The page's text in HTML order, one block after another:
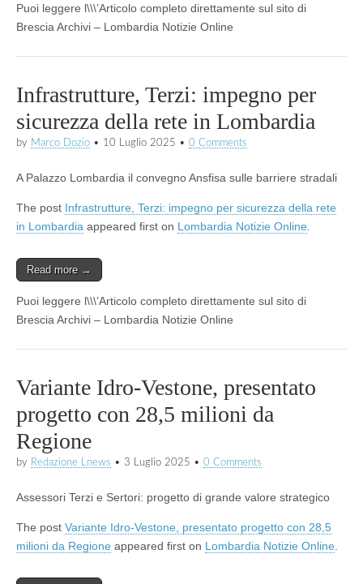
Puoi leggere l\\\’Articolo completo direttamente sul sito di
Brescia Archivi – Lombardia Notizie Online
Infrastrutture, Terzi: impegno per
sicurezza della rete in Lombardia
by Marco Dozio • 10 Luglio 2025 • 0 Comments
A Palazzo Lombardia il convegno Ansfisa sulle barriere stradali
The post Infrastrutture, Terzi: impegno per sicurezza della rete
in Lombardia appeared first on Lombardia Notizie Online
Read more →
Puoi leggere l\\\’Articolo completo direttamente sul sito di
Brescia Archivi – Lombardia Notizie Online
Variante Idro-Vestone, presentato
progetto con 28,5 milioni da
Regione
by Redazione Lnews • 3 Luglio 2025 • 0 Comments
Assessori Terzi e Sertori: progetto di grande valore strategico
The post Variante Idro-Vestone, presentato progetto con 28,5
milioni da Regione appeared first on Lombardia Notizie Online